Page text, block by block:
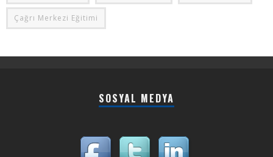
Çağrı Merkezi Eğitimi
SOSYAL MEDYA